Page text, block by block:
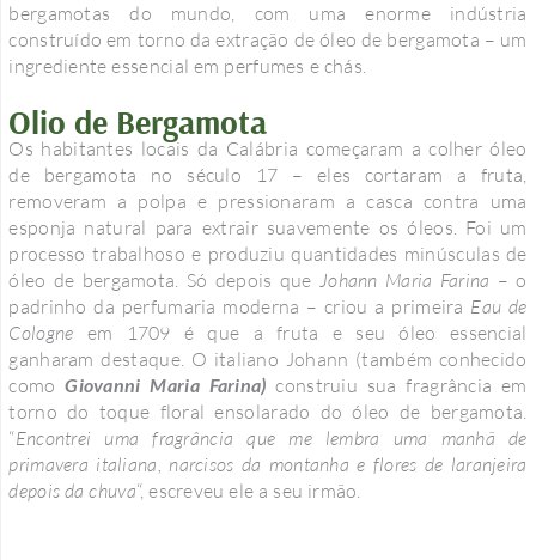
bergamotas do mundo, com uma enorme indústria
construído em torno da extração de óleo de bergamota – um
ingrediente essencial em perfumes e chás.
Olio de Bergamota
Os habitantes locais da Calábria começaram a colher óleo
de bergamota no século 17 – eles cortaram a fruta,
removeram a polpa e pressionaram a casca contra uma
esponja natural para extrair suavemente os óleos. Foi um
processo trabalhoso e produziu quantidades minúsculas de
óleo de bergamota. Só depois que Johann Maria Farina – o
padrinho da perfumaria moderna – criou a primeira Eau de
Cologne em 1709 é que a fruta e seu óleo essencial
ganharam destaque. O italiano Johann (também conhecido
comoGiovanni Maria Farina) construiu sua fragrância em
torno do toque floral ensolarado do óleo de bergamota.
“Encontrei uma fragrância que me lembra uma manhã de
primavera italiana, narcisos da montanha e flores de laranjeira
depois da chuva“, escreveu ele a seu irmão.